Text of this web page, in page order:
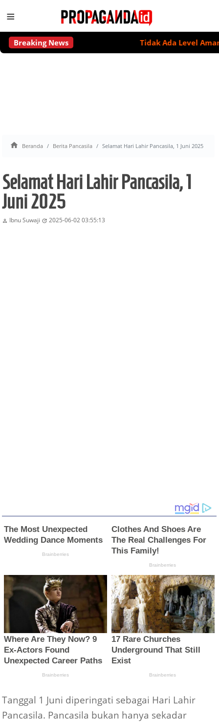
≡
Breaking News Tidak Ada Level Aman
 Beranda Berita Pancasila Selamat Hari Lahir Pancasila, 1 Juni 2025
Selamat Hari Lahir Pancasila, 1
Juni 2025
 Ibnu Suwaji  2025-06-02 03:55:13
Tanggal 1 Juni diperingati sebagai Hari Lahir
Pancasila. Pancasila bukan hanya sekadar